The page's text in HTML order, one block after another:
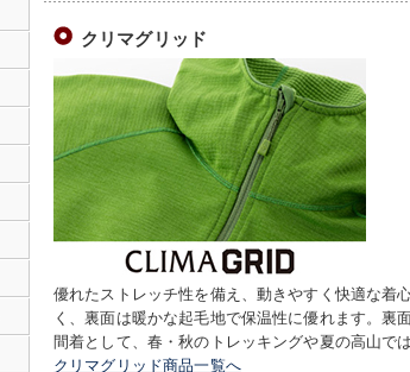
クリマグリッド
優れたストレッチ性を備え、動きやすく快適な着
く、裏面は暖かな起毛地で保温性に優れます。
間着として、春・秋のトレッキングや夏の高山で
クリマグリッド商品一覧へ